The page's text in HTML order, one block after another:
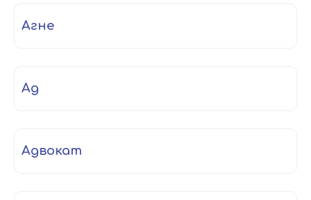
агне
ад
адвокат